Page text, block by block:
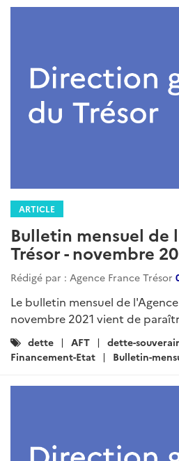
ARTICLE
Bulletin mensuel de
Trésor - novembre
Rédigé par : Agence France Trésor
Le bulletin mensuel de
novembre 2021 vient de
Catégories
:
dette AFT dette-
Financement-Etat
Bulletin-